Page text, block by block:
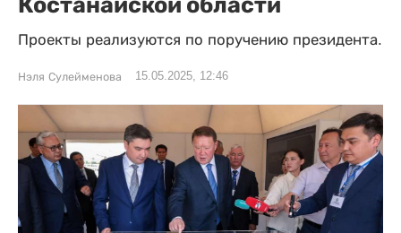
Проекты реализуются по поручению президента.
Нэля Сулейменова 15.05.2025, 12:46